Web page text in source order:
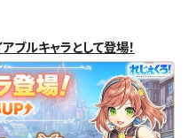
ルキャラとして登場！